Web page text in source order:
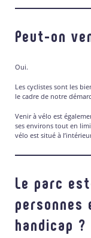
Peut-on
Oui.
Les cyclistes sont les
le cadre de notre
Venir à vélo est
ses environs tout en
vélo est situé à
Le parc
personnes
handicap ?